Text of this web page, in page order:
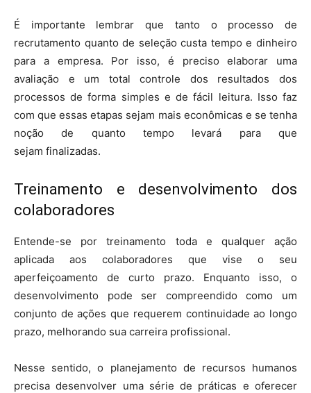
É importante lembrar que tanto o processo de
recrutamento quanto de seleção custa tempo e dinheiro
para a empresa. Por isso, é preciso elaborar uma
avaliação e um total controle dos resultados dos
processos de forma simples e de fácil leitura. Isso faz
com que essas etapas sejam mais econômicas e se tenha
noção de quanto tempo levará para que
sejam finalizadas.
Treinamento e desenvolvimento dos
colaboradores
Entende-se por treinamento toda e qualquer ação
aplicada aos colaboradores que vise o seu
aperfeiçoamento de curto prazo. Enquanto isso, o
desenvolvimento pode ser compreendido como um
conjunto de ações que requerem continuidade ao longo
prazo, melhorando sua carreira profissional.
Nesse sentido, o planejamento de recursos humanos
precisa desenvolver uma série de práticas e oferecer